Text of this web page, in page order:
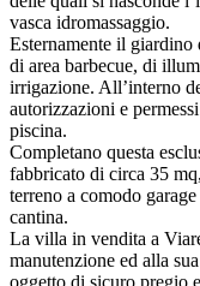
vasca idromassaggio.
Esternamente il
di area barbecue, di
irrigazione. All’interno
autorizzazioni e
piscina.
Completano questa
fabbricato di circa 35
terreno a comodo
cantina.
La villa in vendita a
manutenzione ed alla
oggetto di sicuro pregio